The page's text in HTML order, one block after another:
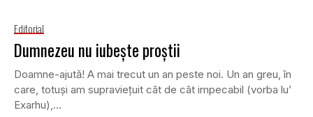
Editorial
Dumnezeu nu iubește proștii
Doamne-ajută! A mai trecut un an peste noi. Un an greu, în
care, totuși am supraviețuit cât de cât impecabil (vorba lu’
Exarhu),...